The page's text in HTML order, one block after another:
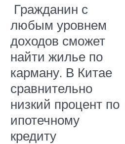
Гражданин с
любым уровнем
доходов сможет
найти жилье по
карману. В Китае
сравнительно
низкий процент по
ипотечному
кредиту